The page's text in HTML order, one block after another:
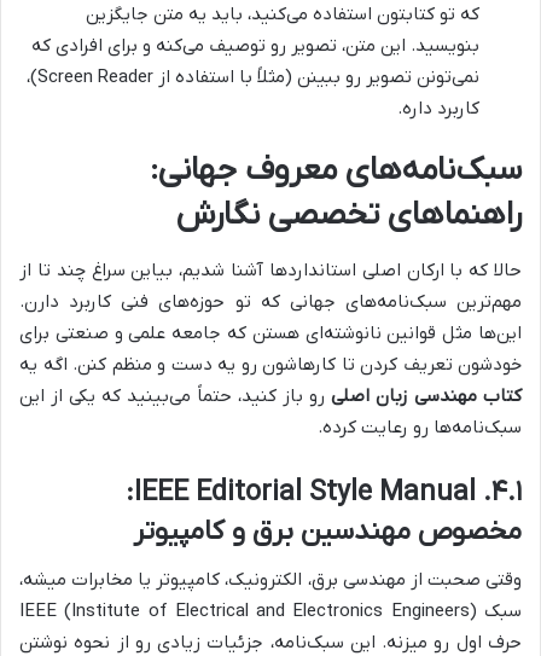
که تو کتابتون استفاده می‌کنید، باید یه متن جایگزین
بنویسید. این متن، تصویر رو توصیف می‌کنه و برای افرادی که
نمی‌تونن تصویر رو ببینن (مثلاً با استفاده از Screen Reader)،
کاربرد داره.
سبک‌نامه‌های معروف جهانی:
راهنماهای تخصصی نگارش
حالا که با ارکان اصلی استانداردها آشنا شدیم، بیاین سراغ چند تا از
مهم‌ترین سبک‌نامه‌های جهانی که تو حوزه‌های فنی کاربرد دارن.
این‌ها مثل قوانین نانوشته‌ای هستن که جامعه علمی و صنعتی برای
خودشون تعریف کردن تا کارهاشون رو یه دست و منظم کنن. اگه یه
کتاب مهندسی زبان اصلی رو باز کنید، حتماً می‌بینید که یکی از این
سبک‌نامه‌ها رو رعایت کرده.
۴.۱. IEEE Editorial Style Manual:
مخصوص مهندسین برق و کامپیوتر
وقتی صحبت از مهندسی برق، الکترونیک، کامپیوتر یا مخابرات میشه،
سبک IEEE (Institute of Electrical and Electronics Engineers)
حرف اول رو میزنه. این سبک‌نامه، جزئیات زیادی رو از نحوه نوشتن